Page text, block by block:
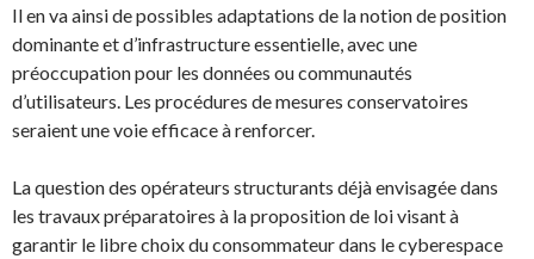
Il en va ainsi de possibles adaptations de la notion de position
dominante et d’infrastructure essentielle, avec une
préoccupation pour les données ou communautés
d’utilisateurs. Les procédures de mesures conservatoires
seraient une voie efficace à renforcer.
La question des opérateurs structurants déjà envisagée dans
les travaux préparatoires à la proposition de loi visant à
garantir le libre choix du consommateur dans le cyberespace